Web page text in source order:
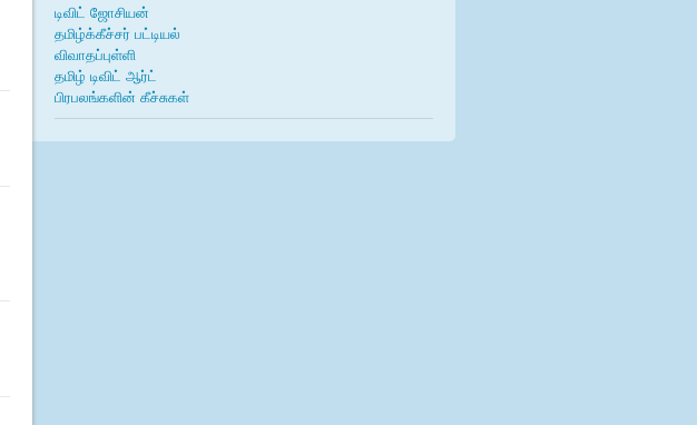
டிவிட் ஜோசியன்
தமிழ்க்கீச்சர் பட்டியல்
விவாதப்புள்ளி
தமிழ் டிவிட் ஆர்ட்
பிரபலங்களின் கீச்சுகள்